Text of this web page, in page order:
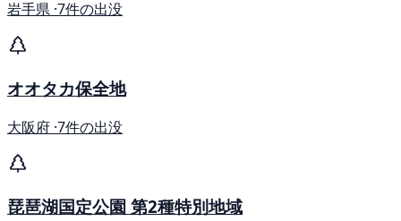
岩手県 ·7件の出没
オオタカ保全地
大阪府 ·7件の出没
琵琶湖国定公園 第2種特別地域